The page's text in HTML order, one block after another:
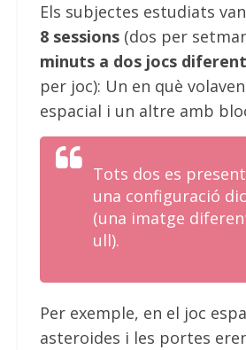
Els subjectes estudiats
8 sessions (dos per
minuts a dos jocs
per joc): Un en què
espacial i un altre amb
Tots dos es
una configuració
(una imatge
ull).
Per exemple, en el joc
asteroides i les portes